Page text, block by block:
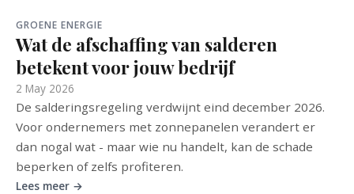
GROENE ENERGIE
Wat de afschaffing van salderen
betekent voor jouw bedrijf
2 May 2026
De salderingsregeling verdwijnt eind december 2026.
Voor ondernemers met zonnepanelen verandert er
dan nogal wat - maar wie nu handelt, kan de schade
beperken of zelfs profiteren.
Lees meer →